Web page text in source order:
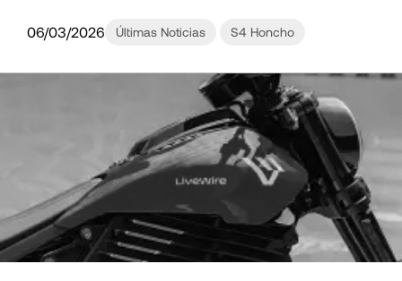
06/03/2026 Últimas Noticias S4 Honcho